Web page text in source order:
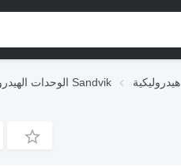
الوحدات الهيدروليكية Sandvik